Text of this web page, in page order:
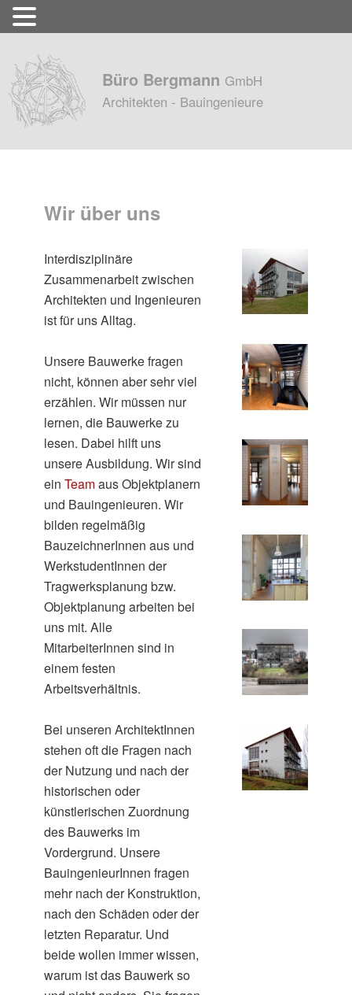
Büro Bergmann GmbH
Architekten - Bauingenieure
Wir über uns
Interdisziplinäre
Zusammenarbeit zwischen
Architekten und Ingenieuren
ist für uns Alltag.
Unsere Bauwerke fragen
nicht, können aber sehr viel
erzählen. Wir müssen nur
lernen, die Bauwerke zu
lesen. Dabei hilft uns
unsere Ausbildung. Wir sind
einTeamaus Objektplanern
und Bauingenieuren. Wir
bilden regelmäßig
BauzeichnerInnen aus und
WerkstudentInnen der
Tragwerksplanung bzw.
Objektplanung arbeiten bei
uns mit. Alle
MitarbeiterInnen sind in
einem festen
Arbeitsverhältnis.
Bei unseren ArchitektInnen
stehen oft die Fragen nach
der Nutzung und nach der
historischen oder
künstlerischen Zuordnung
des Bauwerks im
Vordergrund. Unsere
BauingenieurInnen fragen
mehr nach der Konstruktion,
nach den Schäden oder der
letzten Reparatur. Und
beide wollen immer wissen,
warum ist das Bauwerk so